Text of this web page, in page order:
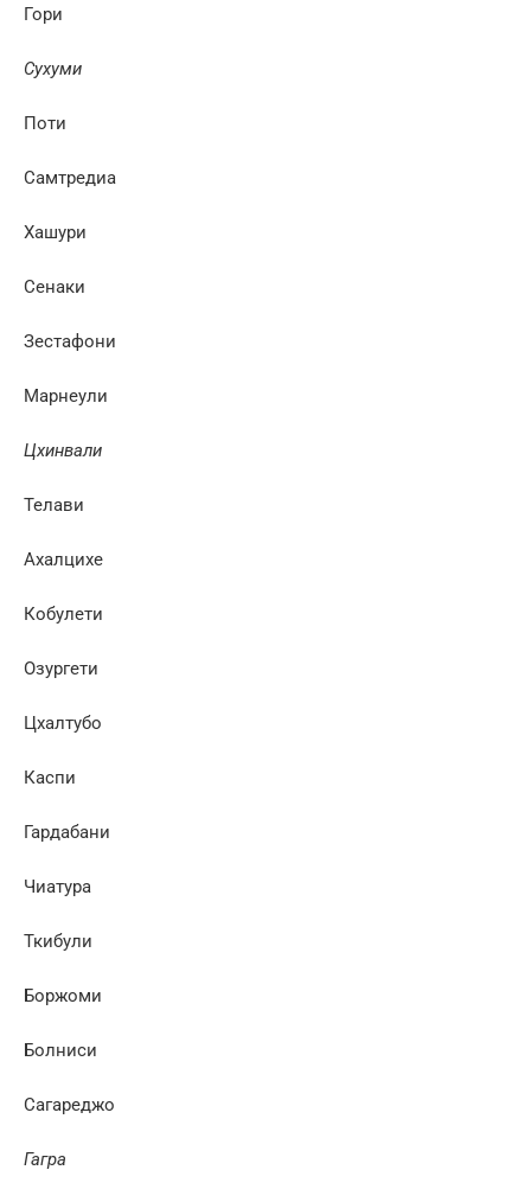
Гори
Сухуми
Поти
Самтредиа
Хашури
Сенаки
Зестафони
Марнеули
Цхинвали
Телави
Ахалцихе
Кобулети
Озургети
Цхалтубо
Каспи
Гардабани
Чиатура
Ткибули
Боржоми
Болниси
Сагареджо
Гагра